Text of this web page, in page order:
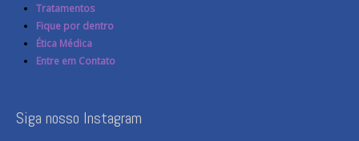
Tratamentos
Fique por dentro
Ética Médica
Entre em Contato
Siga nosso Instagram